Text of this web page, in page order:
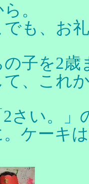
。
でも、お
の子を2
て、これ
さい。」
。ケーキ